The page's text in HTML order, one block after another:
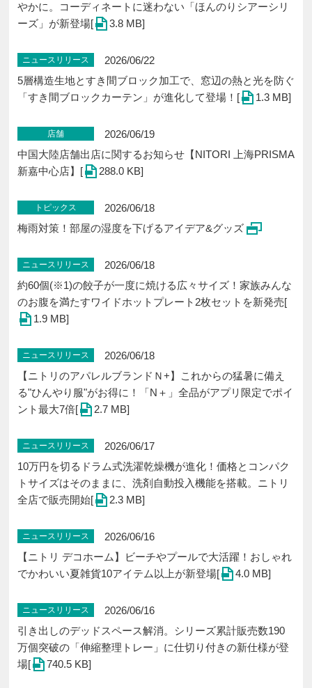
やかに。コーディネートに迷わない「ほんのりシアーシリ
ーズ」が新登場[
3.8 MB]
ニュースリリース
2026/06/22
5層構造生地とすき間ブロック加工で、窓辺の熱と光を防ぐ
「すき間ブロックカーテン」が進化して登場！[
1.3 MB]
店舗
2026/06/19
中国大陸店舗出店に関するお知らせ【NITORI 上海PRISMA
新嘉中心店】[
288.0 KB]
トピックス
2026/06/18
梅雨対策！部屋の湿度を下げるアイデア&グッズ
ニュースリリース
2026/06/18
約60個(※1)の餃子が一度に焼ける広々サイズ！家族みんな
のお腹を満たすワイドホットプレート2枚セットを新発売[
1.9 MB]
ニュースリリース
2026/06/18
【ニトリのアパレルブランドＮ+】これからの猛暑に備え
る"ひんやり服"がお得に！「N＋」全品がアプリ限定でポイ
ント最大7倍[
2.7 MB]
ニュースリリース
2026/06/17
10万円を切るドラム式洗濯乾燥機が進化！価格とコンパク
トサイズはそのままに、洗剤自動投入機能を搭載。ニトリ
全店で販売開始[
2.3 MB]
ニュースリリース
2026/06/16
【ニトリ デコホーム】ビーチやプールで大活躍！おしゃれ
でかわいい夏雑貨10アイテム以上が新登場[
4.0 MB]
ニュースリリース
2026/06/16
引き出しのデッドスペース解消。シリーズ累計販売数190
万個突破の「伸縮整理トレー」に仕切り付きの新仕様が登
場[
740.5 KB]